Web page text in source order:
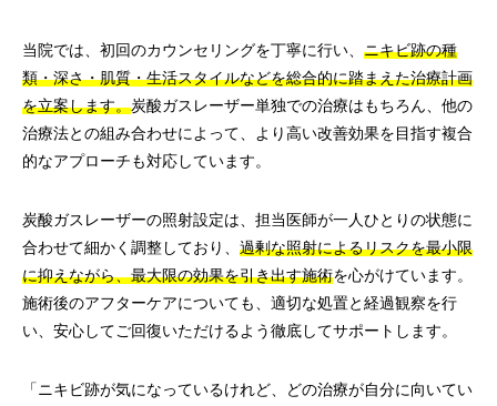
当院では、初回のカウンセリングを丁寧に行い、 ニキビ跡の種
類・深さ・肌質・生活スタイルなどを総合的に踏まえた治療計画
を立案します。炭酸ガスレーザー単独での治療はもちろん、他の
治療法との組み合わせによって、より高い改善効果を目指す複合
的なアプローチも対応しています。
炭酸ガスレーザーの照射設定は、担当医師が一人ひとりの状態に
合わせて細かく調整しており、 過剰な照射によるリスクを最小限
に抑えながら、最大限の効果を引き出す施術を心がけています。
施術後のアフターケアについても、適切な処置と経過観察を行
い、安心してご回復いただけるよう徹底してサポートします。
「ニキビ跡が気になっているけれど、どの治療が自分に向いてい